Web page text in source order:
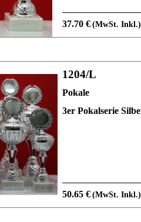
37.70 € (MwSt. Inkl.)
1204/L
Pokale
3er Pokalserie
50.65 € (MwSt. Inkl.)